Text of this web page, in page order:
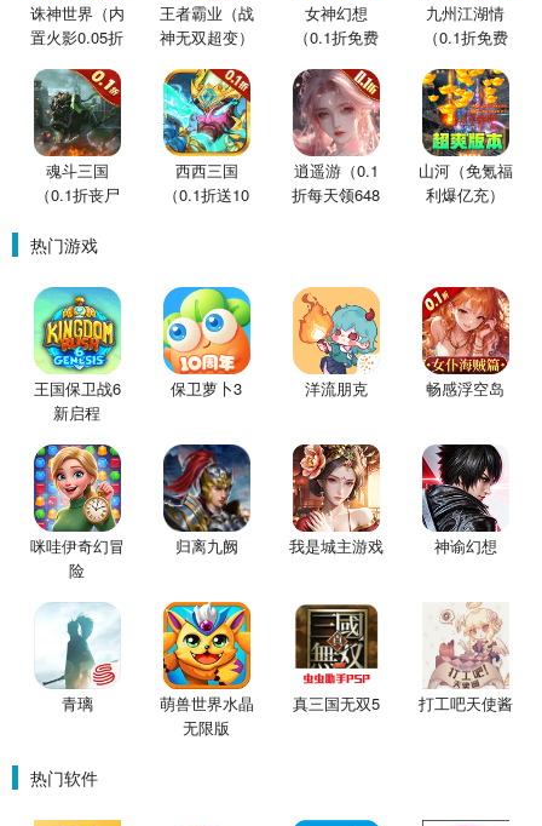
诛神世界（内
置火影0.05折
王者霸业（战
神无双超变）
女神幻想
（0.1折免费
九州江湖情
（0.1折免费
魂斗三国
（0.1折丧尸
西西三国
（0.1折送10
逍遥游（0.1
折每天领648
山河（免氪福
利爆亿充）
热门游戏
王国保卫战6
新启程
保卫萝卜3 洋流朋克 畅感浮空岛
咪哇伊奇幻冒
险
归离九阙 我是城主游戏 神谕幻想
青璃
萌兽世界水晶
无限版
真三国无双5 打工吧天使酱
热门软件